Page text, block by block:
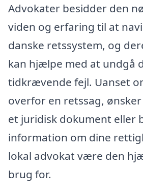
Advokater besidder den
viden og erfaring til at
danske retssystem, og
kan hjælpe med at undgå
tidkrævende fejl. Uanset
overfor en retssag,
et juridisk dokument eller
information om dine
lokal advokat være den
brug for.